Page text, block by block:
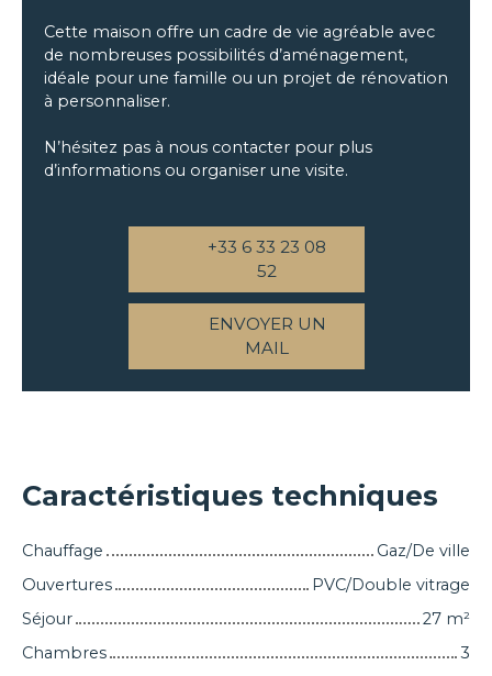
Cette maison offre un cadre de vie agréable avec
de nombreuses possibilités d’aménagement,
idéale pour une famille ou un projet de rénovation
à personnaliser.
N’hésitez pas à nous contacter pour plus
d’informations ou organiser une visite.
+33 6 33 23 08
52
ENVOYER UN
MAIL
Caractéristiques techniques
Chauffage
Gaz/De ville
Ouvertures
PVC/Double vitrage
Séjour
27 m²
Chambres
3